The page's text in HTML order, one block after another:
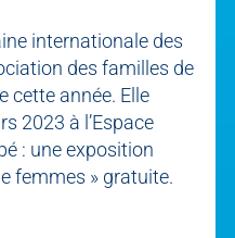
internationale des
des familles de
cette année. Elle
2023 à l’Espace
: une exposition
femmes » gratuite.